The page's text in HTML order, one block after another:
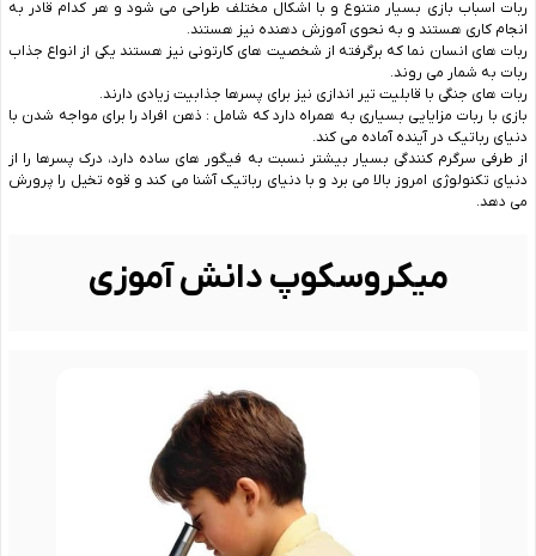
ربات اسباب بازی بسیار متنوع و با اشکال مختلف طراحی می شود و هر کدام قادر به
انجام کاری هستند و به نحوی آموزش دهنده نیز هستند.
ربات های انسان نما که برگرفته از شخصیت های کارتونی نیز هستند یکی از انواع جذاب
ربات به شمار می روند.
ربات های جنگی با قابلیت تیر اندازی نیز برای پسرها جذابیت زیادی دارند.
بازی با ربات مزایایی بسیاری به همراه دارد که شامل : ذهن افراد را برای مواجه شدن با
دنیای رباتیک در آینده آماده می کند.
از طرفی سرگرم کنندگی بسیار بیشتر نسبت به فیگور های ساده دارد، درک پسرها را از
دنیای تکنولوژی امروز بالا می برد و با دنیای رباتیک آشنا می کند و قوه تخیل را پرورش
می دهد.
میکروسکوپ دانش آموزی